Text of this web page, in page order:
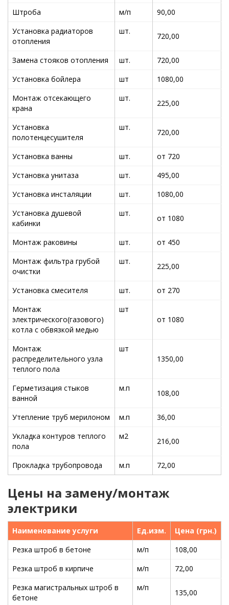
Штроба м/п
90,00
Установка радиаторов
отопления
шт.
720,00
Замена стояков отопления шт.
720,00
Установка бойлера
шт
1080,00
Монтаж отсекающего
крана
шт.
225,00
Установка
полотенцесушителя
шт.
720,00
Установка ванны шт.
от 720
Установка унитаза
шт.
495,00
Установка инсталяции
шт.
1080,00
Установка душевой
кабинки
шт.
от 1080
Монтаж раковины шт.
от 450
Монтаж фильтра грубой
очистки
шт.
225,00
Установка смесителя шт.
от 270
Монтаж
электрического(газового)
котла с обвязкой медью
шт
от 1080
Монтаж
распределительного узла
теплого пола
шт
1350,00
Герметизация стыков
ванной
м.п
108,00
Утепление труб мерилоном м.п
36,00
Укладка контуров теплого
пола
м2
216,00
Прокладка трубопровода м.п 72,00
Цены на замену/монтаж
электрики
Наименование услуги Ед.изм.
Цена (грн.)
Резка штроб в бетоне
м/п
108,00
Резка штроб в кирпиче
м/п
72,00
Резка магистральных штроб в
бетоне
м/п
135,00